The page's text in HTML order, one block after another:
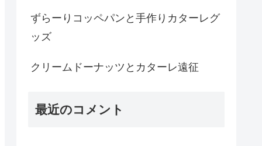
ずらーりコッペパンと手作りカターレグ
ッズ
クリームドーナッツとカターレ遠征
最近のコメント